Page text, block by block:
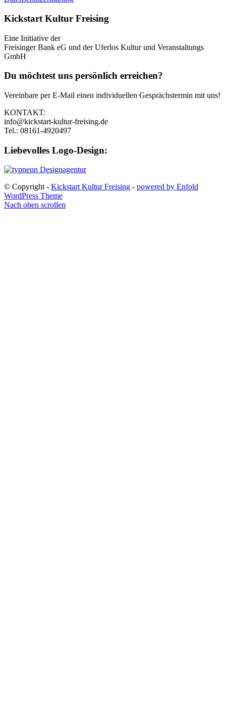
Kickstart Kultur Freising
Eine Initiative der
Freisinger Bank eG und der Uferlos Kultur und Veranstaltungs
GmbH
Du möchtest uns persönlich erreichen?
Vereinbare per E-Mail einen individuellen Gesprächstermin mit uns!
KONTAKT:
info@kickstart-kultur-freising.de
Tel.: 08161-4920497
Liebevolles Logo-Design:
© Copyright - Kickstart Kultur Freising - powered by Enfold
WordPress Theme
Nach oben scrollen